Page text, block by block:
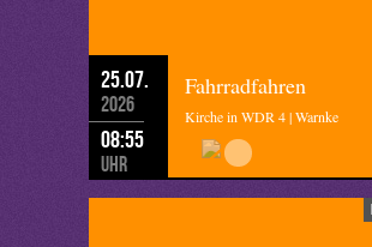
25.07.
2026
08:55
Uhr
Fahrradfahren
Kirche in WDR 4 | Warnke